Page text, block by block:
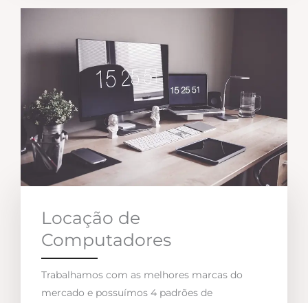
Locação de
Computadores
Trabalhamos com as melhores marcas do
mercado e possuímos 4 padrões de